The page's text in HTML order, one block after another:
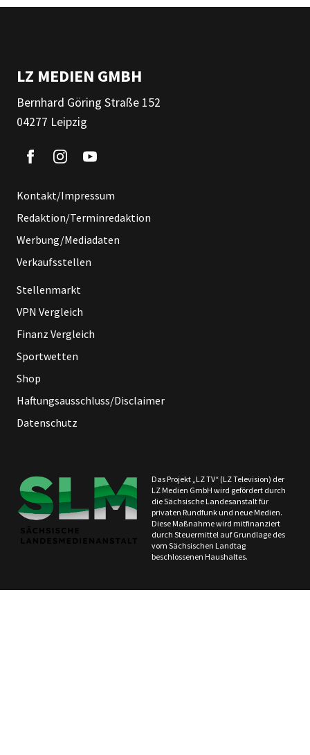
LZ MEDIEN GMBH
Bernhard Göring Straße 152
04277 Leipzig
Kontakt/Impressum
Redaktion/Terminredaktion
Werbung/Mediadaten
Verkaufsstellen
Stellenmarkt
VPN Vergleich
Finanz Vergleich
Sportwetten
Shop
Haftungsausschluss/Disclaimer
Datenschutz
Das Projekt „LZ TV“ (LZ Television) der
LZ Medien GmbH wird gefördert durch
die Sächsische Landesanstalt für
privaten Rundfunk und neue Medien.
Diese Maßnahme wird mitfinanziert
durch Steuermittel auf Grundlage des
vom Sächsischen Landtag
beschlossenen Haushaltes.